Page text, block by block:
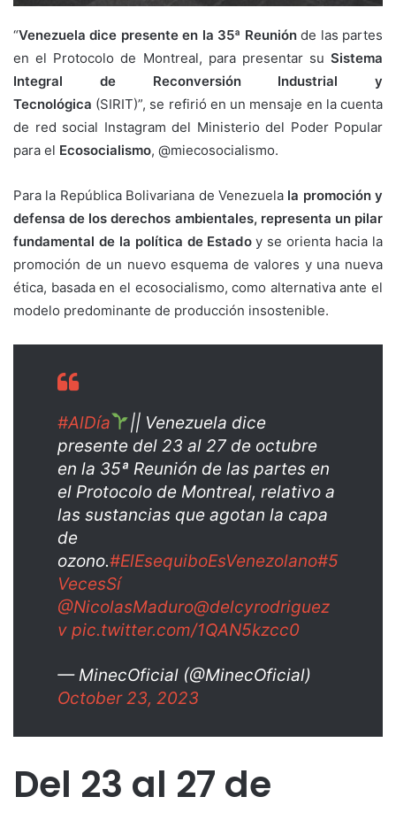
“Venezuela dice presente en la 35ª Reuniónde las partes
en el Protocolo de Montreal, para presentar su Sistema
Integral de Reconversión Industrial y
Tecnológica (SIRIT)”, se refirió en un mensaje en la cuenta
de red social Instagram del Ministerio del Poder Popular
para el Ecosocialismo, @miecosocialismo.
Para la República Bolivariana de Venezuela la promoción y
defensa de los derechos ambientales, representa un pilar
fundamental de la política de Estadoy se orienta hacia la
promoción de un nuevo esquema de valores y una nueva
ética, basada en el ecosocialismo, como alternativa ante el
modelo predominante de producción insostenible.
#AlDía
|| Venezuela dice
presente del 23 al 27 de octubre
en la 35ª Reunión de las partes en
el Protocolo de Montreal, relativo a
las sustancias que agotan la capa
de
ozono.#ElEsequiboEsVenezolano#5
VecesSí
@NicolasMaduro@delcyrodriguez
v pic.twitter.com/1QAN5kzcc0
— MinecOficial (@MinecOficial)
October 23, 2023
Del 23 al 27 de